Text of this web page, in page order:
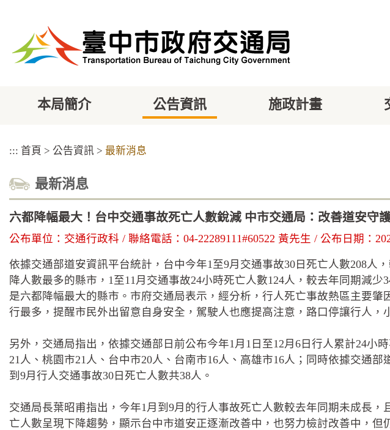
本局簡介 公告資訊 施政計畫
::: 首頁 > 公告資訊 > 最新消息
最新消息
六都降幅最大！台中交通事故死亡人數銳減 中市交通局：改善道安守
公布單位：交通行政科 / 聯絡電話：04-22289111#60522 黃先生 / 公布日期：
依據交通部道安資訊平台統計，台中今年1至9月交通事故30日死亡人數208人
降人數最多的縣市，1至11月交通事故24小時死亡人數124人，較去年同期減少
是六都降幅最大的縣市。市府交通局表示，經分析，行人死亡事故熱區主要肇
行最多，提醒市民外出留意自身安全，駕駛人也應提高注意，路口停讓行人，
另外，交通局指出，依據交通部日前公布今年1月1日至12月6日行人累計24小
21人、桃園市21人、台中市20人、台南市16人、高雄市16人；同時依據交通
到9月行人交通事故30日死亡人數共38人。
交通局長葉昭甫指出，今年1月到9月的行人事故死亡人數較去年同期未成長，
亡人數呈現下降趨勢，顯示台中市道安正逐漸改善中，也努力檢討改善中，但